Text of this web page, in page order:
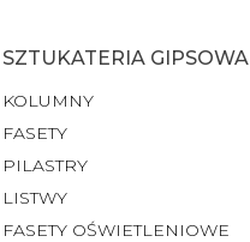
SZTUKATERIA GIPSOWA
KOLUMNY
FASETY
PILASTRY
LISTWY
FASETY OŚWIETLENIOWE